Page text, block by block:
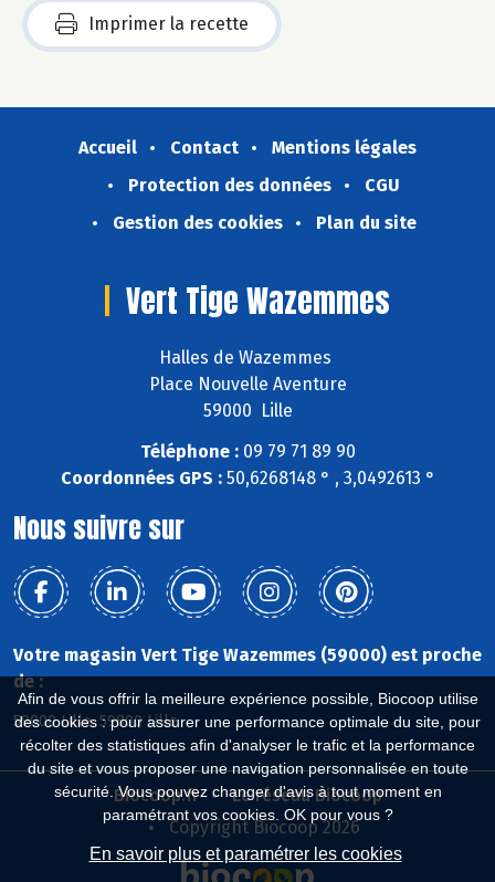
Afin de vous offrir la meilleure expérience possible, Biocoop utilise
des cookies : pour assurer une performance optimale du site, pour
récolter des statistiques afin d'analyser le trafic et la performance
du site et vous proposer une navigation personnalisée en toute
sécurité. Vous pouvez changer d'avis à tout moment en
paramétrant vos cookies. OK pour vous ?
En savoir plus et paramétrer les cookies
Imprimer la recette
Accueil Contact
Mentions légales
Protection des données
CGU
Gestion des cookies
Plan du site
Vert Tige Wazemmes
Halles de Wazemmes
Place Nouvelle Aventure
59000 Lille
Téléphone :09 79 71 89 90
Coordonnées GPS :50,6268148 ° , 3,0492613 °
Nous suivre sur
Votre magasin Vert Tige Wazemmes (59000) est proche
de :
59000 Lille, 59800 Lille
Biocoop.fr
Le réseau Biocoop
Copyright Biocoop 2026